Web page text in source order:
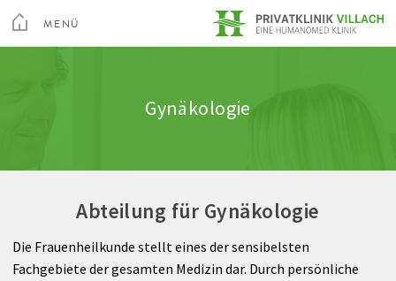
Menu
MENÜ
Privatklinik Maria Hilf
Gynäkologie
Gynäkologie
Brustgesundheitszentrum
Berufspraktikum
Ihr Aufenthalt
Wissenswertes A-Z
Abrechnung
Über Uns
Abteilung für Gynäkologie
Die Frauenheilkunde stellt eines der sensibelsten
Fachgebiete der gesamten Medizin dar. Durch persönliche